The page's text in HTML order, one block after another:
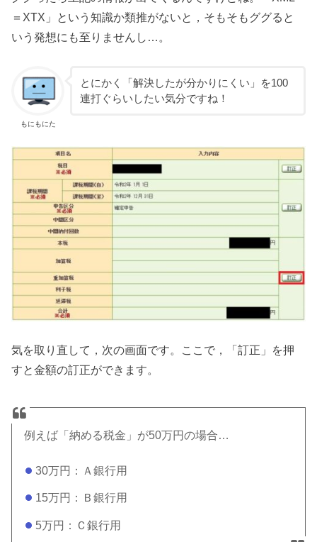
＝XTX」という知識か類推がないと，そもそもググると
いう発想にも至りませんし…。
もにもにた
とにかく「解決したが分かりにくい」を100
連打ぐらいしたい気分ですね！
気を取り直して，次の画面です。ここで，「訂正」を押
すと金額の訂正ができます。
例えば「納める税金」が50万円の場合…
30万円：Ａ銀行用
15万円：Ｂ銀行用
5万円：Ｃ銀行用